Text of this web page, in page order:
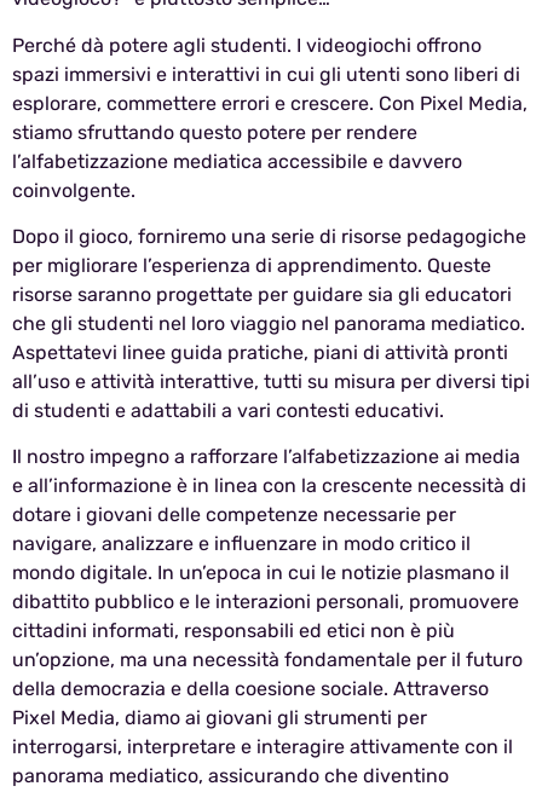
Perché dà potere agli studenti. I videogiochi offrono
spazi immersivi e interattivi in cui gli utenti sono liberi di
esplorare, commettere errori e crescere. Con Pixel Media,
stiamo sfruttando questo potere per rendere
l’alfabetizzazione mediatica accessibile e davvero
coinvolgente.
Dopo il gioco, forniremo una serie di risorse pedagogiche
per migliorare l’esperienza di apprendimento. Queste
risorse saranno progettate per guidare sia gli educatori
che gli studenti nel loro viaggio nel panorama mediatico.
Aspettatevi linee guida pratiche, piani di attività pronti
all’uso e attività interattive, tutti su misura per diversi tipi
di studenti e adattabili a vari contesti educativi.
Il nostro impegno a rafforzare l’alfabetizzazione ai media
e all’informazione è in linea con la crescente necessità di
dotare i giovani delle competenze necessarie per
navigare, analizzare e influenzare in modo critico il
mondo digitale. In un’epoca in cui le notizie plasmano il
dibattito pubblico e le interazioni personali, promuovere
cittadini informati, responsabili ed etici non è più
un’opzione, ma una necessità fondamentale per il futuro
della democrazia e della coesione sociale. Attraverso
Pixel Media, diamo ai giovani gli strumenti per
interrogarsi, interpretare e interagire attivamente con il
panorama mediatico, assicurando che diventino